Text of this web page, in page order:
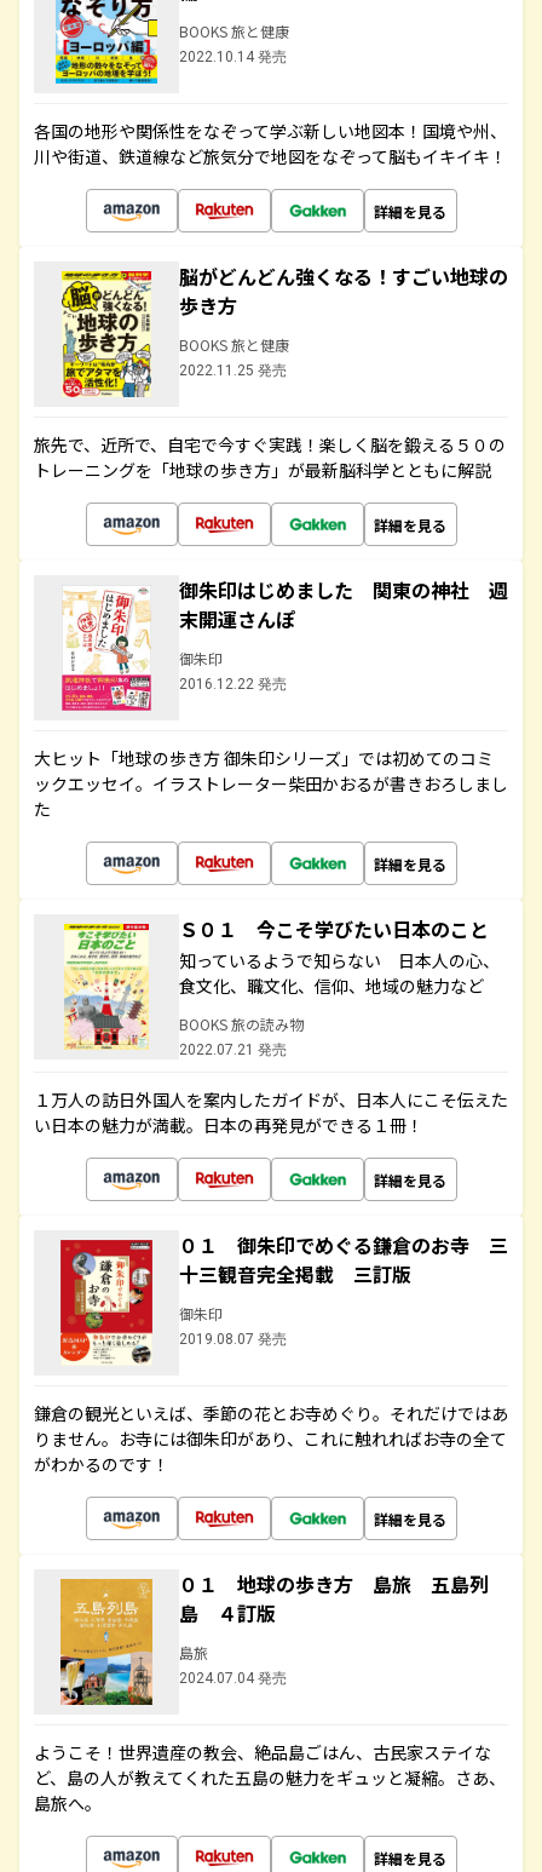
BOOKS 旅と健康
2022.10.14 発売
各国の地形や関係性をなぞって学ぶ新しい地図本！国境や州、
川や街道、鉄道線など旅気分で地図をなぞって脳もイキイキ！
詳細を見る
脳がどんどん強くなる！すごい地球の
歩き方
BOOKS 旅と健康
2022.11.25 発売
旅先で、近所で、自宅で今すぐ実践！楽しく脳を鍛える５０の
トレーニングを「地球の歩き方」が最新脳科学とともに解説
詳細を見る
御朱印はじめました 関東の神社 週
末開運さんぽ
御朱印
2016.12.22 発売
大ヒット「地球の歩き方 御朱印シリーズ」では初めてのコミ
ックエッセイ。イラストレーター柴田かおるが書きおろしまし
た
詳細を見る
Ｓ０１ 今こそ学びたい日本のこと
知っているようで知らない 日本人の心、
食文化、職文化、信仰、地域の魅力など
BOOKS 旅の読み物
2022.07.21 発売
１万人の訪日外国人を案内したガイドが、日本人にこそ伝えた
い日本の魅力が満載。日本の再発見ができる１冊！
詳細を見る
０１ 御朱印でめぐる鎌倉のお寺 三
十三観音完全掲載 三訂版
御朱印
2019.08.07 発売
鎌倉の観光といえば、季節の花とお寺めぐり。それだけではあ
りません。お寺には御朱印があり、これに触れればお寺の全て
がわかるのです！
詳細を見る
０１ 地球の歩き方 島旅 五島列
島 ４訂版
島旅
2024.07.04 発売
ようこそ！世界遺産の教会、絶品島ごはん、古民家ステイな
ど、島の人が教えてくれた五島の魅力をギュッと凝縮。さあ、
島旅へ。
詳細を見る